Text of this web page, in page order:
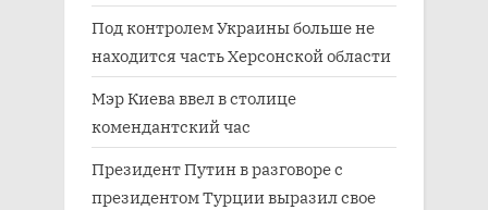
Под контролем Украины больше не
находится часть Херсонской области
Мэр Киева ввел в столице
комендантский час
Президент Путин в разговоре с
президентом Турции выразил свое